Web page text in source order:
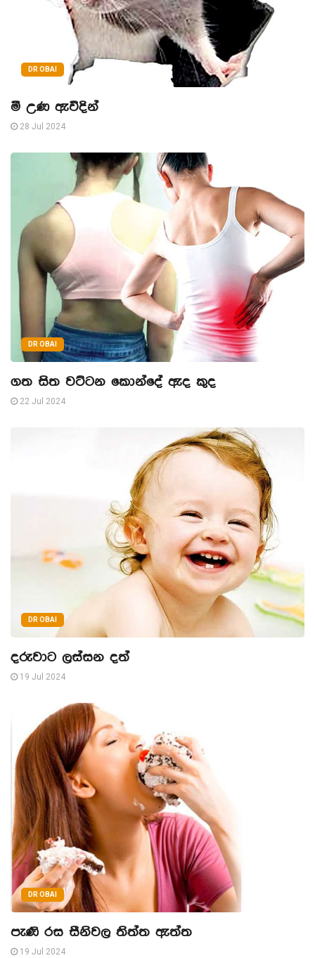
DR OBAI
මී උණ ඇවිදින්
28 Jul 2024
DR OBAI
ගත සිත වට්ටන කොන්දේ ඇද කුද
22 Jul 2024
DR OBAI
දරුවාට ලස්සන දත්
19 Jul 2024
DR OBAI
පැණි රස සීනිවල තිත්ත ඇත්ත
19 Jul 2024